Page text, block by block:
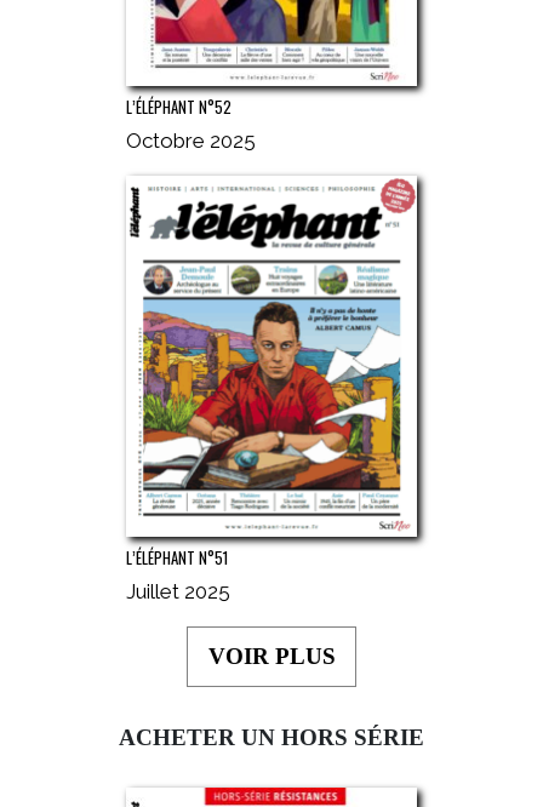
L’ÉLÉPHANT N°52
Octobre 2025
L’ÉLÉPHANT N°51
Juillet 2025
VOIR PLUS
ACHETER UN HORS SÉRIE